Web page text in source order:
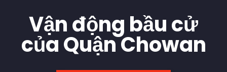
Vận động bầu cử
của Quận Chowan